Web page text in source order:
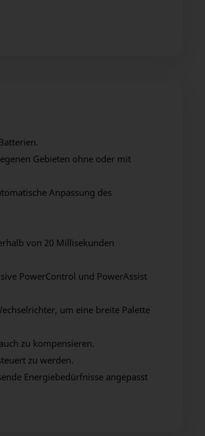
Gebieten ohne oder mit
Anpassung des
von 20 Millisekunden
PowerControl und PowerAssist
um eine breite Palette
zu kompensieren.
zu werden.
Energiebedürfnisse angepasst